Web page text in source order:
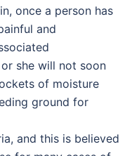
once a person has
and
she will not soon
of moisture
ground for
and this is believed